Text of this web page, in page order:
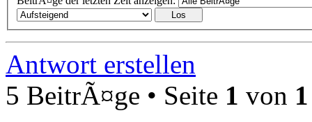
Antwort erstellen
5 BeitrÃ¤ge • Seite 1 von 1